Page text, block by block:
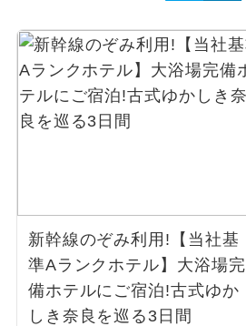
新幹線のぞみ利用!【当社基
準Aランクホテル】大浴場完
備ホテルにご宿泊!古式ゆか
しき奈良を巡る3日間